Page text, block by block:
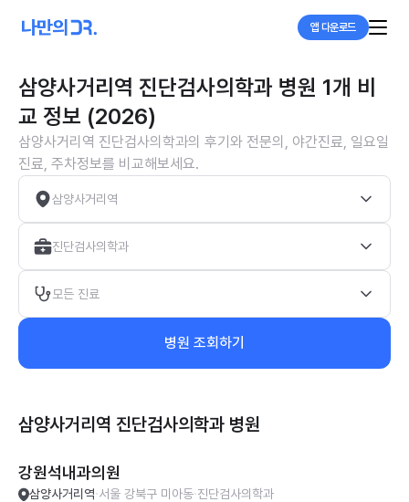
앱 다운로드
삼양사거리역 진단검사의학과 병원 1개 비
교 정보 (2026)
삼양사거리역 진단검사의학과의 후기와 전문의, 야간진료, 일요일
진료, 주차정보를 비교해보세요.
삼양사거리역
진단검사의학과
모든 진료
병원 조회하기
삼양사거리역 진단검사의학과 병원
강원석내과의원
삼양사거리역 서울 강북구 미아동 진단검사의학과